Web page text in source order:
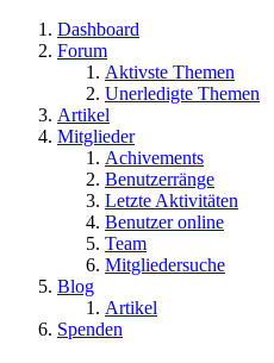
Dashboard
Forum
Aktivste Themen
Unerledigte Themen
Artikel
Mitglieder
Achivements
Benutzerränge
Letzte Aktivitäten
Benutzer online
Team
Mitgliedersuche
Blog
Artikel
Spenden